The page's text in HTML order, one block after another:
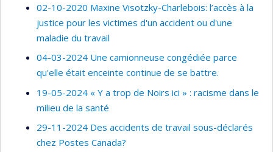
02-10-2020 Maxine Visotzky-Charlebois: l’accès à la
justice pour les victimes d'un accident ou d'une
maladie du travail
04-03-2024 Une camionneuse congédiée parce
qu'elle était enceinte continue de se battre.
19-05-2024 « Y a trop de Noirs ici » : racisme dans le
milieu de la santé
29-11-2024 Des accidents de travail sous-déclarés
chez Postes Canada?